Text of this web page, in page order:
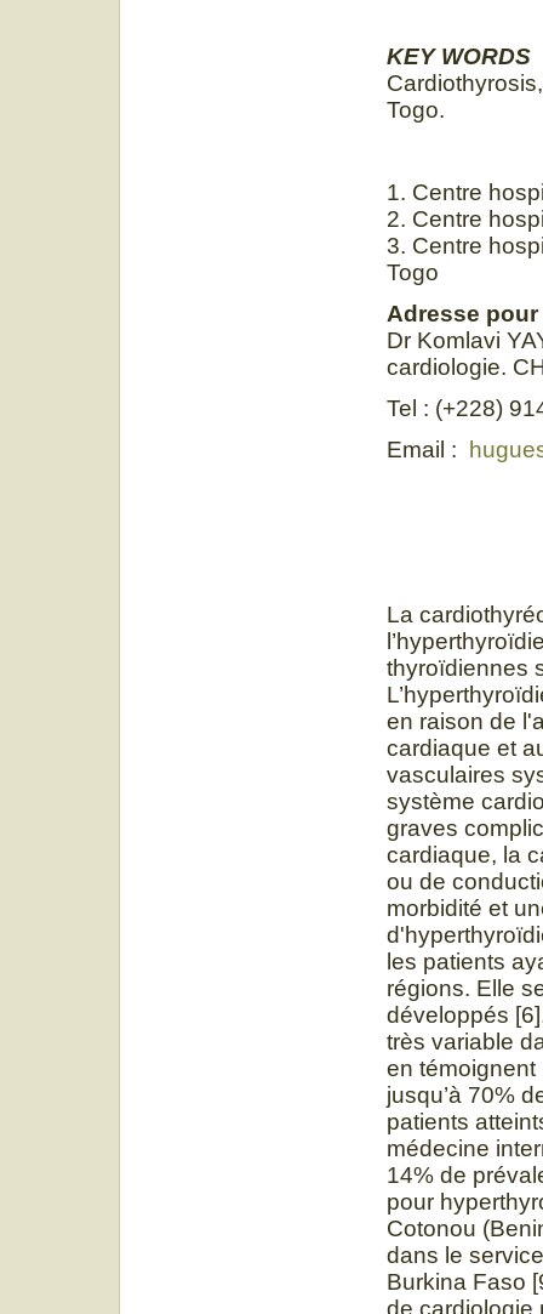
KEY WORDS
Togo.
1. Centre
2. Centre
3. Centre
Togo
Adresse
Dr Komlavi
cardiologie.
Tel : (+228)
Email :
La
thyroïdiennes
en raison de
cardiaque et
vasculaires
système
graves
cardiaque, la
ou de
morbidité et
les patients
régions. Elle
développés
très variable
en témoignent
jusqu’à 70%
patients
médecine
14% de
pour
Cotonou
dans le
Burkina Faso
de cardiologie